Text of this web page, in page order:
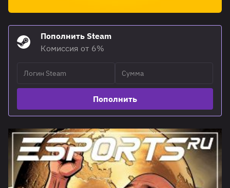
Пополнить Steam
Комиссия от 6%
Пополнить